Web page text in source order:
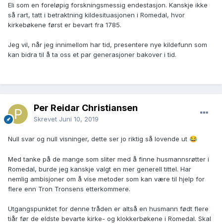
Eli som en foreløpig forskningsmessig endestasjon. Kanskje ikke
så rart, tatt i betraktning kildesituasjonen i Romedal, hvor
kirkebøkene først er bevart fra 1785.
Jeg vil, når jeg innimellom har tid, presentere nye kildefunn som
kan bidra til å ta oss et par generasjoner bakover i tid.
Per Reidar Christiansen
Skrevet Juni 10, 2019
Null svar og null visninger, dette ser jo riktig så lovende ut 😂
Med tanke på de mange som sliter med å finne husmannsrøtter i
Romedal, burde jeg kanskje valgt en mer generell tittel. Har
nemlig ambisjoner om å vise metoder som kan være til hjelp for
flere enn Tron Tronsens etterkommere.
Utgangspunktet for denne tråden er altså en husmann født flere
tiår før de eldste bevarte kirke- og klokkerbøkene i Romedal. Skal